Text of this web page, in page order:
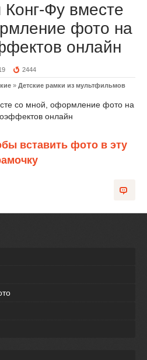
Конг-Фу вместе
фото на
онлайн
2444
» Детские рамки из мультфильмов
со мной, оформление фото на
онлайн
вставить фото в эту